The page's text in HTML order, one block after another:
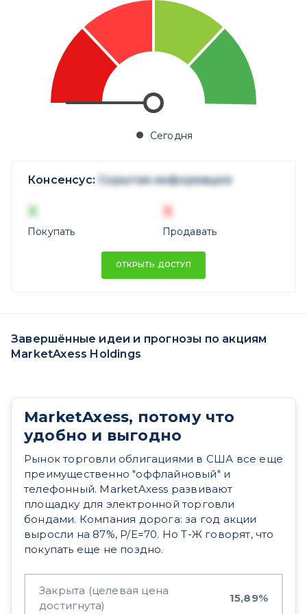
Сегодня
Консенсус: Скрытая информация
X
Покупать
X
Продавать
ОТКРЫТЬ ДОСТУП
Завершённые идеи и прогнозы по акциям
MarketAxess Holdings
MarketAxess, потому что
удобно и выгодно
Рынок торговли облигациями в США все еще
преимущественно "оффлайновый" и
телефонный. MarketAxess развивают
площадку для электронной торговли
бондами. Компания дорога: за год акции
выросли на 87%, P/E=70. Но Т-Ж говорят, что
покупать еще не поздно.
Закрыта (целевая цена
достигнута)
15,89%